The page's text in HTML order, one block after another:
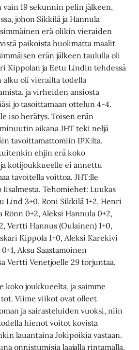
19 sekunnin pelin jälkeen,
johon Sikkilä ja Hannula
erä olikin vieraiden
paikoista huolimatta maalit
erän jälkeen taululla oli
Kippolan ja Eetu Lindin tehdessä
alku oli vierailta todella
ja virheiden ansiosta
jo tasoittamaan ottelun 4-4.
iso herätys. Toisen erän
aikana JHT teki neljä
tavoittamattomiin IPK:lta.
ehjin erä koko
kotijoukkueelle ei annettu
tavoitella voittoa. JHT:lle
Iisalmesta. Tehomiehet: Luukas
Lind 3+0, Roni Sikkilä 1+2, Henri
Rönn 0+2, Aleksi Hannula 0+2,
Vertti Hannus (Oulainen) 1+0,
Kippola 1+0, Aleksi Karekivi
Aksu Saastamoinen
Vertti Venetjoelle 29 torjuntaa.
koko joukkueelta, ja saimme
Viime viikot ovat olleet
ja sairasteluiden vuoksi, niin
hienot voitot kovista
lauantaina Jokipoikia vastaan.
onnistumisia laajalla rintamalla,